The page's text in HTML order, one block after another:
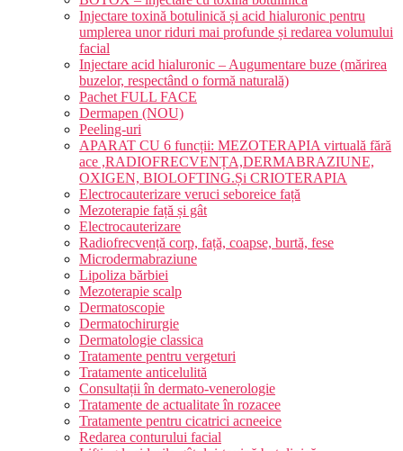
Injectare toxină botulinică și acid hialuronic pentru
umplerea unor riduri mai profunde și redarea volumului
facial
Injectare acid hialuronic – Augumentare buze (mărirea
buzelor, respectând o formă naturală)
Pachet FULL FACE
Dermapen (NOU)
Peeling-uri
APARAT CU 6 funcții: MEZOTERAPIA virtuală fără
ace ,RADIOFRECVENȚA,DERMABRAZIUNE,
OXIGEN, BIOLOFTING.Și CRIOTERAPIA
Electrocauterizare veruci seboreice față
Mezoterapie față și gât
Electrocauterizare
Radiofrecvență corp, față, coapse, burtă, fese
Microdermabraziune
Lipoliza bărbiei
Mezoterapie scalp
Dermatoscopie
Dermatochirurgie
Dermatologie classica
Tratamente pentru vergeturi
Tratamente anticelulită
Consultații în dermato-venerologie
Tratamente de actualitate în rozacee
Tratamente pentru cicatrici acneeice
Redarea conturului facial